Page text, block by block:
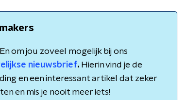
om jou zoveel mogelijk bij ons
nieuwsbrief. Hierin vind je de
en een interessant artikel dat zeker
en mis je nooit meer iets!